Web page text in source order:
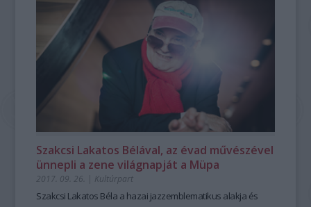
Szakcsi Lakatos Bélával, az évad művészével
ünnepli a zene világnapját a Müpa
2017. 09. 26. | Kultúrpart
Szakcsi Lakatos Béla a hazai jazzemblematikus alakja és